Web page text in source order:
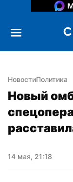
НовостиПолитика
Новый
14 мая, 21:18